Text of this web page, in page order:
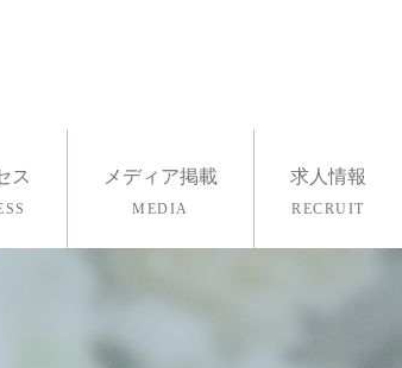
ス メディア掲載
MEDIA
求人情報
RECRUIT